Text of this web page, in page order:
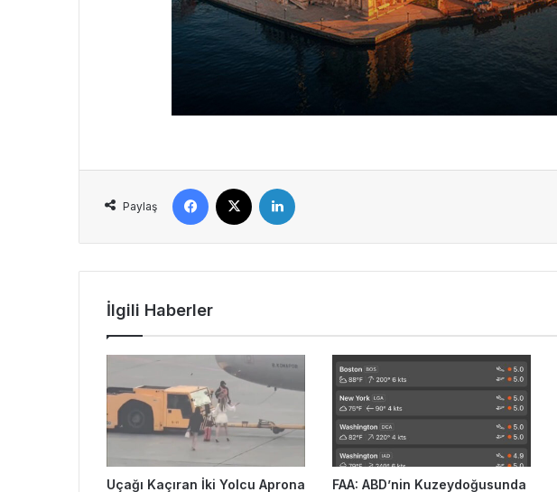
Paylaş
Facebook
İlgili Haberler
Uçağı Kaçıran İki Yolcu Aprona
FAA: ABD’nin Kuzeydoğusunda